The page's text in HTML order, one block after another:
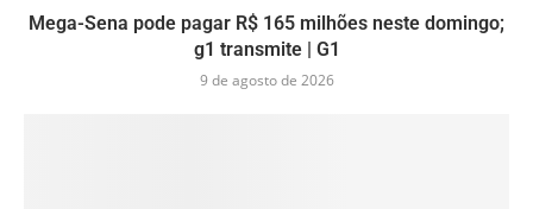
Mega-Sena pode pagar R$ 165 milhões neste domingo;
g1 transmite | G1
9 de agosto de 2026